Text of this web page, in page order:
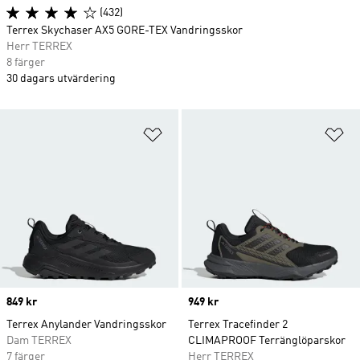
Price
849 kr
Terrex Anylander Vandringsskor
Dam TERREX
7 färger
Price
949 kr
Terrex Tracefinder 2
CLIMAPROOF Terränglöparskor
Herr TERREX
(432)
Terrex Skychaser AX5 GORE-TEX Vandringsskor
Herr TERREX
8 färger
30 dagars utvärdering